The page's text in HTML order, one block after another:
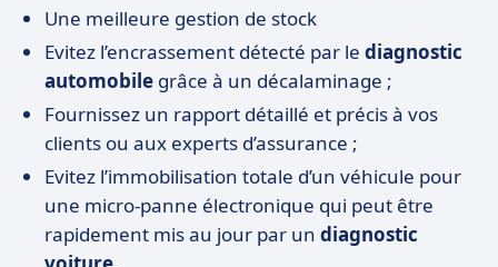
Une meilleure gestion de stock
Evitez l’encrassement détecté par le diagnostic
automobile grâce à un décalaminage ;
Fournissez un rapport détaillé et précis à vos
clients ou aux experts d’assurance ;
Evitez l’immobilisation totale d’un véhicule pour
une micro-panne électronique qui peut être
rapidement mis au jour par un diagnostic